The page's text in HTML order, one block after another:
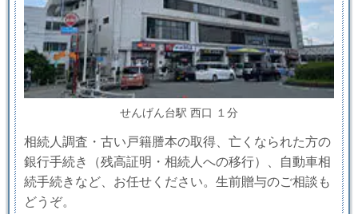
せんげん台駅 西口 １分
相続人調査・古い戸籍謄本の取得、亡くなられた方の
銀行手続き（残高証明・相続人への移行）、自動車相
続手続きなど、お任せください。生前贈与のご相談も
どうぞ。